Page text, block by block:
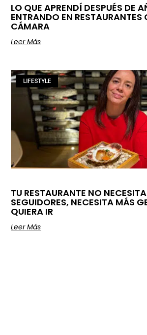
LO QUE APRENDÍ DESPUÉS DE
ENTRANDO EN RESTAURANTES
CÁMARA
Leer Más
LIFESTYLE
TU RESTAURANTE NO
SEGUIDORES, NECESITA MÁS
QUIERA IR
Leer Más